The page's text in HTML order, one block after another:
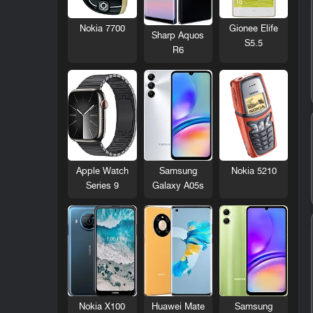
Gionee Elife
S5.5
Sharp Aquos
R6
Nokia 7700
Nokia 5210
Samsung
Galaxy A05s
Apple Watch
Series 9
Samsung
Huawei Mate
Nokia X100